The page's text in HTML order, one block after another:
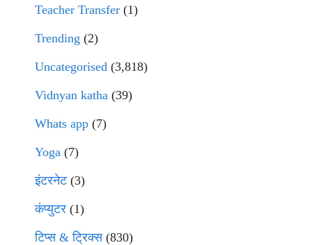
Teacher Transfer (1)
Trending (2)
Uncategorised (3,818)
Vidnyan katha (39)
Whats app (7)
Yoga (7)
इंटरनेट(3)
कंप्युटर (1)
टिप्स & ट्रिक्स(830)